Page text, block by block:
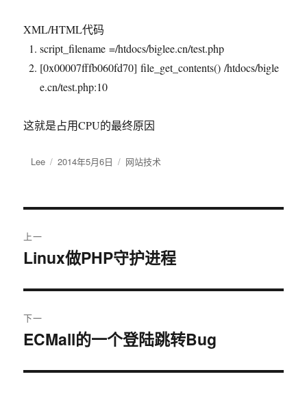
XML/HTML代码
script_filename =/htdocs/biglee.cn/test.php
[0x00007fffb060fd70] file_get_contents() /htdocs/bigle
e.cn/test.php:10
这就是占用CPU的最终原因
作
Lee
发
2014年5月6日
分
网站技术
章
航
上一
上
文
章：
Linux做PHP守护进程
下一
下
文
ECMall的一个登陆跳转Bug